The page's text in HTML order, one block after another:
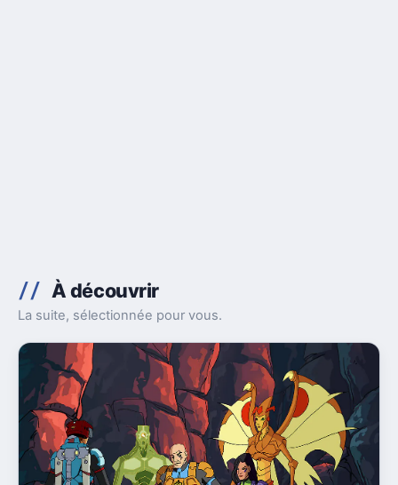
À découvrir
La suite, sélectionnée pour vous.